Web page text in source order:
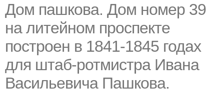
Дом пашкова. Дом номер 39
на литейном проспекте
построен в 1841-1845 годах
для штаб-ротмистра Ивана
Васильевича Пашкова.